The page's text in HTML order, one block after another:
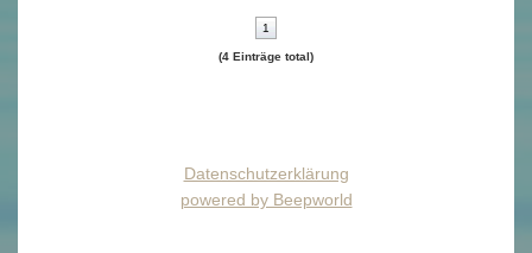
1
(4 Einträge total)
Datenschutzerklärung
powered by Beepworld